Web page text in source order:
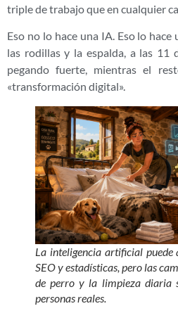
triple de trabajo que en cualquier
Eso no lo hace una IA. Eso lo hace
las rodillas y la espalda, a las 11
pegando fuerte, mientras el
«transformación digital».
La inteligencia artificial puede
SEO y estadísticas, pero las
de perro y la limpieza diaria
personas reales.